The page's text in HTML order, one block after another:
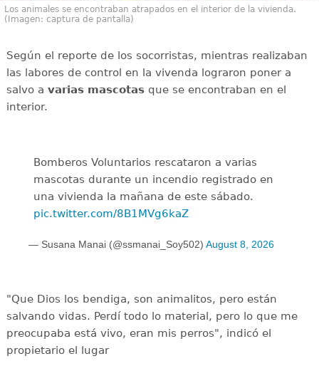
Los animales se encontraban atrapados en el interior de la vivienda.
(Imagen: captura de pantalla)
Según el reporte de los socorristas, mientras realizaban
las labores de control en la vivenda lograron poner a
salvo a varias mascotasque se encontraban en el
interior.
Bomberos Voluntarios rescataron a varias
mascotas durante un incendio registrado en
una vivienda la mañana de este sábado.
pic.twitter.com/8B1MVg6kaZ
— Susana Manai (@ssmanai_Soy502) August 8, 2026
"Que Dios los bendiga, son animalitos, pero están
salvando vidas. Perdí todo lo material, pero lo que me
preocupaba está vivo, eran mis perros", indicó el
propietario el lugar